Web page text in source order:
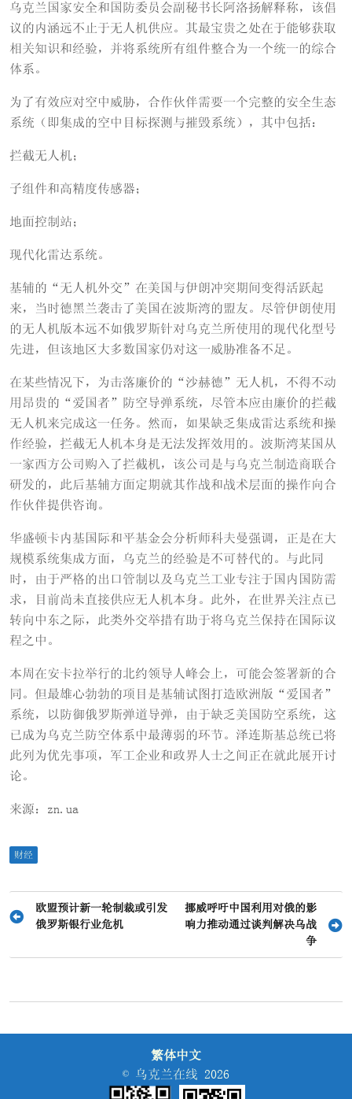
乌克兰国家安全和国防委员会副秘书长阿洛扬解释称，该倡
议的内涵远不止于无人机供应。其最宝贵之处在于能够获取
相关知识和经验，并将系统所有组件整合为一个统一的综合
体系。
为了有效应对空中威胁，合作伙伴需要一个完整的安全生态
系统（即集成的空中目标探测与摧毁系统），其中包括：
拦截无人机；
子组件和高精度传感器；
地面控制站；
现代化雷达系统。
基辅的“无人机外交”在美国与伊朗冲突期间变得活跃起
来，当时德黑兰袭击了美国在波斯湾的盟友。尽管伊朗使用
的无人机版本远不如俄罗斯针对乌克兰所使用的现代化型号
先进，但该地区大多数国家仍对这一威胁准备不足。
在某些情况下，为击落廉价的“沙赫德”无人机，不得不动
用昂贵的“爱国者”防空导弹系统，尽管本应由廉价的拦截
无人机来完成这一任务。然而，如果缺乏集成雷达系统和操
作经验，拦截无人机本身是无法发挥效用的。波斯湾某国从
一家西方公司购入了拦截机，该公司是与乌克兰制造商联合
研发的，此后基辅方面定期就其作战和战术层面的操作向合
作伙伴提供咨询。
华盛顿卡内基国际和平基金会分析师科夫曼强调，正是在大
规模系统集成方面，乌克兰的经验是不可替代的。与此同
时，由于严格的出口管制以及乌克兰工业专注于国内国防需
求，目前尚未直接供应无人机本身。此外，在世界关注点已
转向中东之际，此类外交举措有助于将乌克兰保持在国际议
程之中。
本周在安卡拉举行的北约领导人峰会上，可能会签署新的合
同。但最雄心勃勃的项目是基辅试图打造欧洲版“爱国者”
系统，以防御俄罗斯弹道导弹，由于缺乏美国防空系统，这
已成为乌克兰防空体系中最薄弱的环节。泽连斯基总统已将
此列为优先事项，军工企业和政界人士之间正在就此展开讨
论。
来源：zn.ua
财经
文
导
欧盟预计新一轮制裁或引发
俄罗斯银行业危机
挪威呼吁中国利用对俄的影
响力推动通过谈判解决乌战
争
繁体中文
© 乌克兰在线 2026